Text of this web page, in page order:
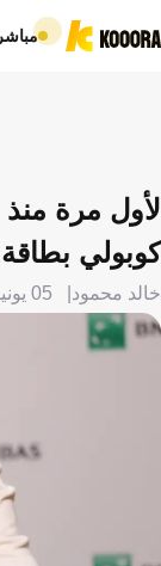
مباشر
لأول مرة
كوبولي
خالد محمود 05 يونيو 2026